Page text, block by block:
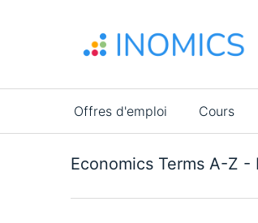
Main
navigation
Offres d'emploi Cours
Economics Terms A-Z